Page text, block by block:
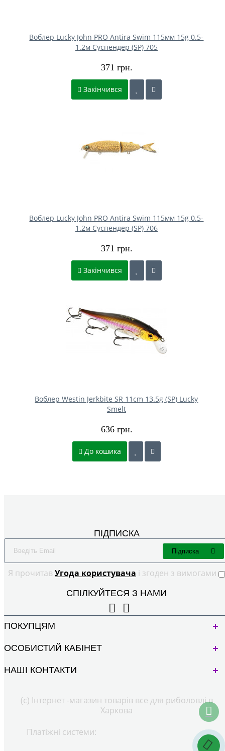
Воблер Lucky John PRO Antira Swim 115мм 15g 0.5-
1.2м Cуспендер (SP) 705
371 грн.
Закінчився
Воблер Lucky John PRO Antira Swim 115мм 15g 0.5-
1.2м Cуспендер (SP) 706
371 грн.
Закінчився
Воблер Westin Jerkbite SR 11cm 13.5g (SP) Lucky
Smelt
636 грн.
До кошика
ПІДПИСКА
Я прочитав Угода користувача і згоден з вимогами
Підписка
СПІЛКУЙТЕСЯ З НАМИ
ПОКУПЦЯМ
ОСОБИСТИЙ КАБІНЕТ
НАШІ КОНТАКТИ
(с) Інтернет -магазин товарів все для риболовлі в
Харкова
Платіжні системи: